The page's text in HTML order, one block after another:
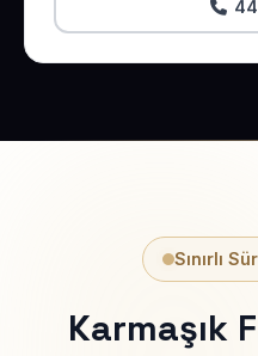
Sınırlı
Karmaşık